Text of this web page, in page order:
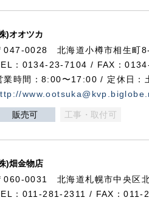
)オオツカ
047-0028 北海道小樽市相生町
：0134-23-7104 / FAX：
業時間：8:00〜17:00 / 定休日：
販売可 工事・取付可
)畑金物店
060-0031 北海道札幌市中央区
：011-281-2311 / FAX：011-